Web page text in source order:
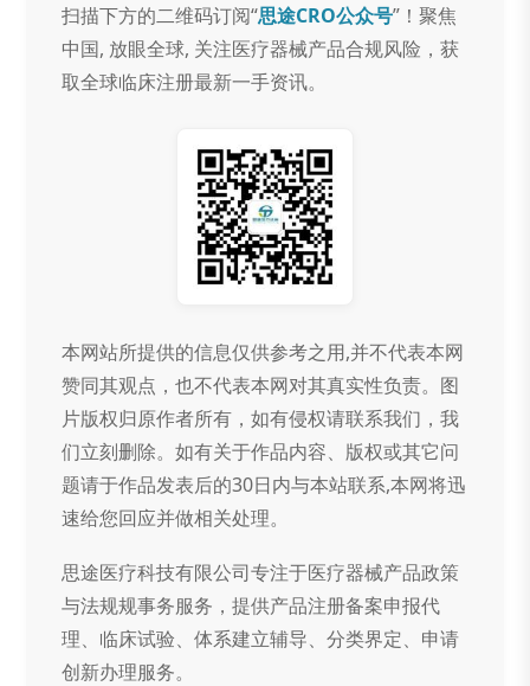
扫描下方的二维码订阅“思途CRO公众号”！聚焦
中国, 放眼全球, 关注医疗器械产品合规风险，获
取全球临床注册最新一手资讯。
本网站所提供的信息仅供参考之用,并不代表本网
赞同其观点，也不代表本网对其真实性负责。图
片版权归原作者所有，如有侵权请联系我们，我
们立刻删除。如有关于作品内容、版权或其它问
题请于作品发表后的30日内与本站联系,本网将迅
速给您回应并做相关处理。
思途医疗科技有限公司专注于医疗器械产品政策
与法规规事务服务，提供产品注册备案申报代
理、临床试验、体系建立辅导、分类界定、申请
创新办理服务。